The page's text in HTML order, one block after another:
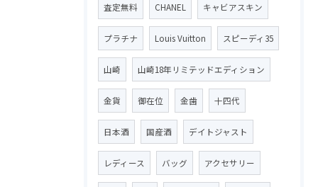
査定無料 CHANEL キャビアスキン
プラチナ Louis Vuitton スピーディ35
山崎 山崎18年リミテッドエディション
金貨 御在位 金歯 十四代
日本酒 国産酒 デイトジャスト
レディース バッグ アクセサリー